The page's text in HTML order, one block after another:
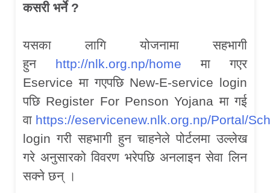
कसरी भर्ने ?
यसका लागि योजनामा सहभागी
हुन http://nlk.org.np/home मा गएर
Eservice मा गएपछि New-E-service login
पछि Register For Penson Yojana मा गई
वा https://eservicenew.nlk.org.np/Portal/
login गरी सहभागी हुन चाहनेले पोर्टलमा उल्लेख
गरे अनुसारको विवरण भरेपछि अनलाइन सेवा लिन
सक्ने छन् ।